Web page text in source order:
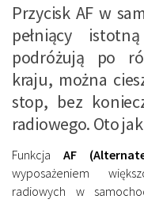
Przycisk AF w
pełniący
podróżują po
kraju, można
stop, bez
radiowego. Oto
FunkcjaAF
wyposażeniem
radiowych w